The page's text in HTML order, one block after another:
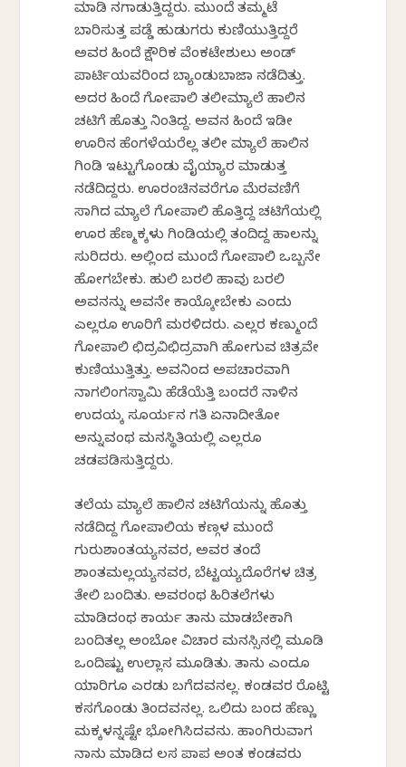
ಮಾಡಿ ನಗಾಡುತ್ತಿದ್ದರು. ಮುಂದೆ ತಮ್ಮಟೆ
ಬಾರಿಸುತ್ತ ಪಡ್ಡೆ ಹುಡುಗರು ಕುಣಿಯುತ್ತಿದ್ದರೆ
ಅವರ ಹಿಂದೆ ಕ್ಷೌರಿಕ ವೆಂಕಟೇಶುಲು ಅಂಡ್
ಪಾರ್ಟಿಯವರಿಂದ ಬ್ಯಾಂಡುಬಾಜಾ ನಡೆದಿತ್ತು.
ಅದರ ಹಿಂದೆ ಗೋಪಾಲಿ ತಲೀಮ್ಯಾಲೆ ಹಾಲಿನ
ಚಟಿಗೆ ಹೊತ್ತು ನಿಂತಿದ್ದ. ಅವನ ಹಿಂದೆ ಇಡೀ
ಊರಿನ ಹೆಂಗಳೆಯರೆಲ್ಲ ತಲೀ ಮ್ಯಾಲೆ ಹಾಲಿನ
ಗಿಂಡಿ ಇಟ್ಟುಗೊಂಡು ವೈಯ್ಯಾರ ಮಾಡುತ್ತ
ನಡೆದಿದ್ದರು. ಊರಂಚಿನವರೆಗೂ ಮೆರವಣಿಗೆ
ಸಾಗಿದ ಮ್ಯಾಲೆ ಗೋಪಾಲಿ ಹೊತ್ತಿದ್ದ ಚಟಿಗೆಯಲ್ಲಿ
ಊರ ಹೆಣ್ಮಕ್ಕಳು ಗಿಂಡಿಯಲ್ಲಿ ತಂದಿದ್ದ ಹಾಲನ್ನು
ಸುರಿದರು. ಅಲ್ಲಿಂದ ಮುಂದೆ ಗೋಪಾಲಿ ಒಬ್ಬನೇ
ಹೋಗಬೇಕು. ಹುಲಿ ಬರಲಿ ಹಾವು ಬರಲಿ
ಅವನನ್ನು ಅವನೇ ಕಾಯ್ಕೋಬೇಕು ಎಂದು
ಎಲ್ಲರೂ ಊರಿಗೆ ಮರಳಿದರು. ಎಲ್ಲರ ಕಣ್ಮುಂದೆ
ಗೋಪಾಲಿ ಛಿದ್ರವಿಛಿದ್ರವಾಗಿ ಹೋಗುವ ಚಿತ್ರವೇ
ಕುಣಿಯುತ್ತಿತ್ತು. ಅವನಿಂದ ಅಪಚಾರವಾಗಿ
ನಾಗಲಿಂಗಸ್ವಾಮಿ ಹೆಡೆಯೆತ್ತಿ ಬಂದರೆ ನಾಳಿನ
ಉದಯಕ್ಕೆ ಸೂರ್ಯನ ಗತಿ ಏನಾದೀತೋ
ಅನ್ನುವಂಥ ಮನಸ್ಥಿತಿಯಲ್ಲಿ ಎಲ್ಲರೂ
ಚಡಪಡಿಸುತ್ತಿದ್ದರು.
ತಲೆಯ ಮ್ಯಾಲೆ ಹಾಲಿನ ಚಟಿಗೆಯನ್ನು ಹೊತ್ತು
ನಡೆದಿದ್ದ ಗೋಪಾಲಿಯ ಕಣ್ಗಳ ಮುಂದೆ
ಗುರುಶಾಂತಯ್ಯನವರ, ಅವರ ತಂದೆ
ಶಾಂತಮಲ್ಲಯ್ಯನವರ, ಬೆಟ್ಟಯ್ಯದೊರೆಗಳ ಚಿತ್ರ
ತೇಲಿ ಬಂದಿತು. ಅವರಂಥ ಹಿರಿತಲೆಗಳು
ಮಾಡಿದಂಥ ಕಾರ್ಯ ತಾನು ಮಾಡಬೇಕಾಗಿ
ಬಂದಿತಲ್ಲ ಅಂಬೋ ವಿಚಾರ ಮನಸ್ಸಿನಲ್ಲಿ ಮೂಡಿ
ಒಂದಿಷ್ಟು ಉಲ್ಲಾಸ ಮೂಡಿತು. ತಾನು ಎಂದೂ
ಯಾರಿಗೂ ಎರಡು ಬಗೆದವನಲ್ಲ. ಕಂಡವರ ರೊಟ್ಟಿ
ಕಸಗೊಂಡು ತಿಂದವನಲ್ಲ. ಒಲಿದು ಬಂದ ಹೆಣ್ಣು
ಮಕ್ಕಳನ್ನಷ್ಟೇ ಭೋಗಿಸಿದವನು. ಹಾಂಗಿರುವಾಗ
ನಾನು ಮಾಡಿದ ಕೆಲಸ ಪಾಪ ಅಂತ ಕಂಡವರು